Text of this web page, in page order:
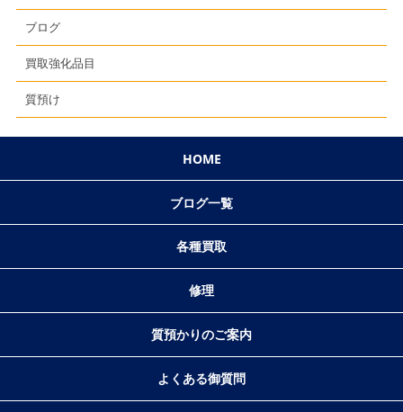
ブログ
買取強化品目
質預け
HOME
ブログ一覧
各種買取
修理
質預かりのご案内
よくある御質問